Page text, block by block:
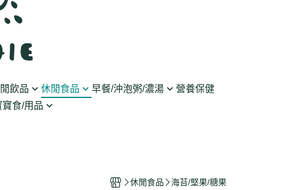
飲品 休閒食品 早餐/沖泡粥/濃湯
營養保健
寶食/用品
休閒食品 海苔/堅果/糖果